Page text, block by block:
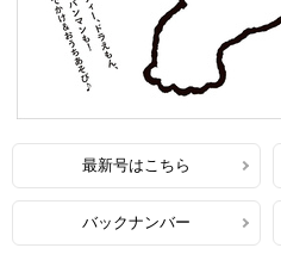
最新号はこちら
バックナンバー